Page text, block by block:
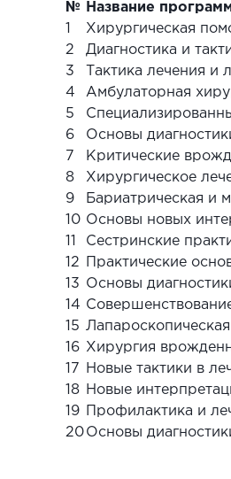
№ Название
Хирургическая
2
Диагностика и
3
Тактика лечения
4
Амбулаторная
5
6
Основы
7
Критические
8
Хирургическое
9
Бариатрическая и
10 Основы новых
Сестринские
12
Практические
13 Основы
14
15
16 Хирургия
17
Новые тактики в
18 Новые
19
Профилактика и
20 Основы